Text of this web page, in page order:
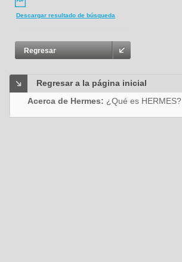
Descargar resultado de búsqueda
Regresar
Regresar a la página inicial
Acerca de Hermes: ¿Qué es HERMES?